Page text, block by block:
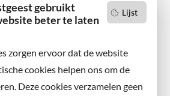
Lijst
gebruikt
beter te laten
zorgen ervoor dat de website
cookies helpen ons om de
Deze cookies verzamelen geen